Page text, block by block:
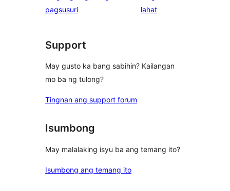
pagsusuri
lahatng
Support
May gusto ka bang sabihin? Kailangan
mo ba ng tulong?
Tingnan ang support forum
Isumbong
May malalaking isyu ba ang temang ito?
Isumbong ang temang ito